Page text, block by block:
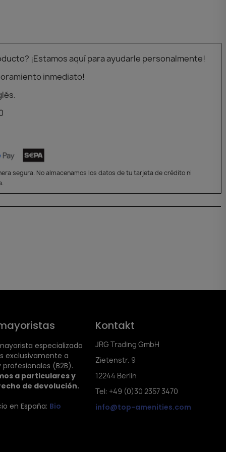
¡Estamos aquí para ayudarle personalmente!
inmediato!
segura. No almacenamos los datos de tu tarjeta de crédito ni
especializado
exclusivamente a
(B2B).
a particulares y
de devolución.
en España: Bio
Kontakt
JRG Trading GmbH
Zietenstr. 9
12244 Berlin
Tel: +49 (0)30 2357 3470
info@top-amenities.com